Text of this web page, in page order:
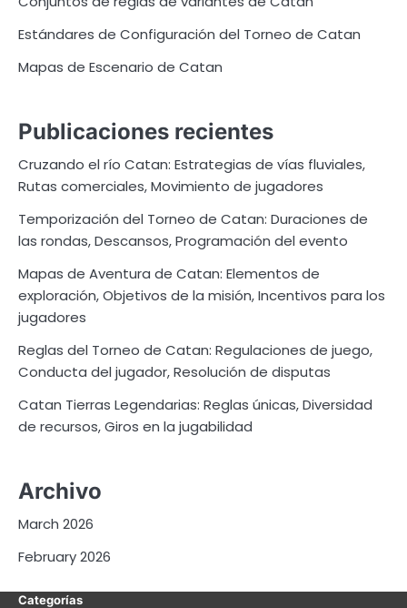
Estándares de Configuración del Torneo de Catan
Mapas de Escenario de Catan
Publicaciones recientes
Cruzando el río Catan: Estrategias de vías fluviales,
Rutas comerciales, Movimiento de jugadores
Temporización del Torneo de Catan: Duraciones de
las rondas, Descansos, Programación del evento
Mapas de Aventura de Catan: Elementos de
exploración, Objetivos de la misión, Incentivos para los
jugadores
Reglas del Torneo de Catan: Regulaciones de juego,
Conducta del jugador, Resolución de disputas
Catan Tierras Legendarias: Reglas únicas, Diversidad
de recursos, Giros en la jugabilidad
Archivo
March 2026
February 2026
Categorías